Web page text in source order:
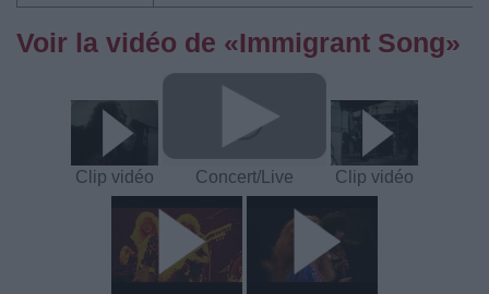
Voir la vidéo de «Immigrant Song»
Clip vidéo Concert/Live Clip vidéo